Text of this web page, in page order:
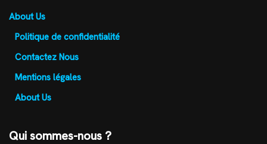
About Us
Politique de confidentialité
Contactez Nous
Mentions légales
About Us
Qui sommes-nous ?